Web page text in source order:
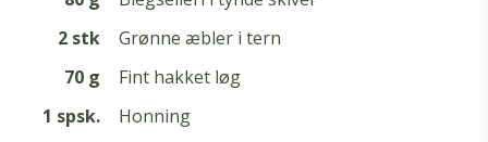
2 stk
Grønne æbler i tern
70 g
Fint hakket løg
1 spsk.
Honning